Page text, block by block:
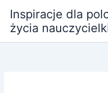
treści
Inspiracje dla
życia